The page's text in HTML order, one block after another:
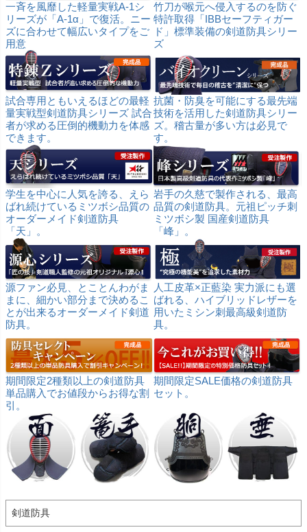
一斉を風靡した軽量実戦A-1シ
リーズが「A-1α」で復活。ニー
ズに合わせて幅広いタイプをご
用意
竹刀が喉元へ侵入するのを防ぐ
特許取得「IBBセーフティガー
ド」標準装備の剣道防具シリー
ズ
試合専用ともいえるほどの最軽
量実戦型剣道防具シリーズ 試合
者が求める圧倒的機動力を体感
できます。
抗菌・防臭を可能にする最先端
技術を活用した剣道防具シリー
ズ。稽古量が多い方は必見で
す。
学生を中心に人気を誇る、えら
ばれ続けているミツボシ品質の
オーダーメイド剣道防具
「天」。
岩手の久慈で製作される、最高
品質の剣道防具。元祖ピッチ刺
ミツボシ製 国産剣道防具
「峰」。
源ファン必見、とことんわがま
まに、細かい部分まで決めるこ
とが出来るオーダーメイド剣道
防具。
人工皮革×正藍染 実力派にも選
ばれる、ハイブリッドレザーを
用いたミシン刺最高級剣道防
具。
期間限定2種類以上の剣道防具
単品購入でお値段からお得な割
引。
期間限定SALE価格の剣道防具
セット。
剣道防具